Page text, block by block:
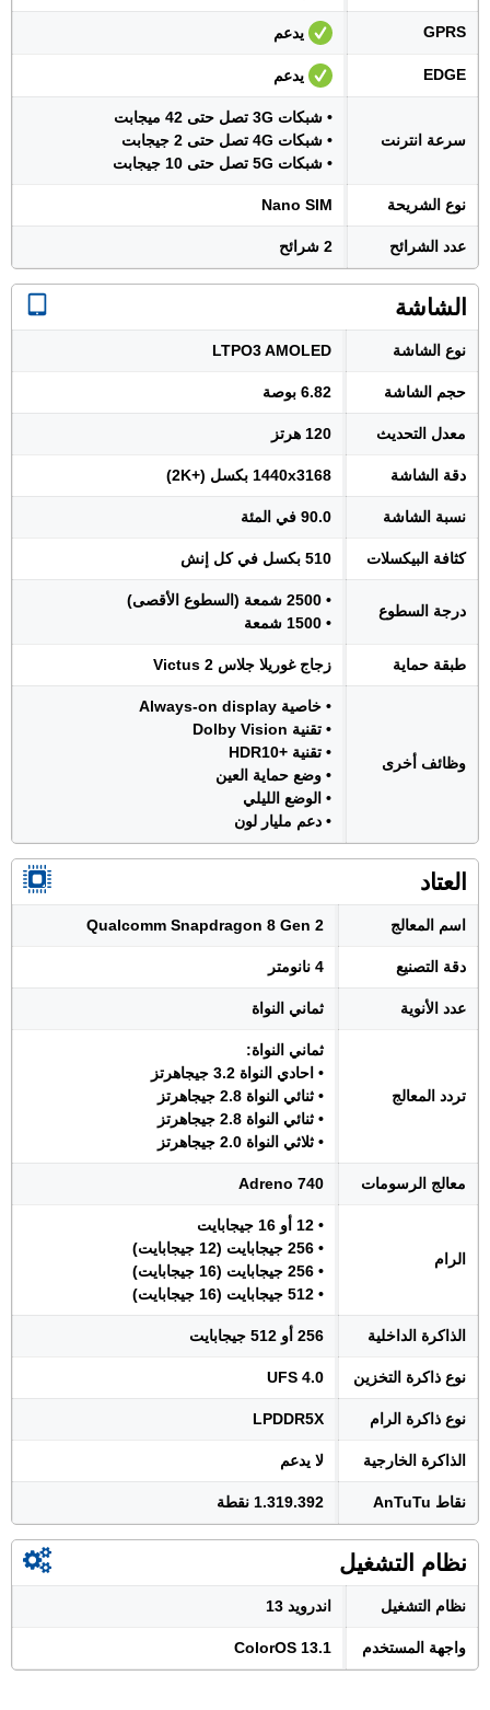
GPRS يدعم
EDGE يدعم
سرعة انترنت
• شبكات 3G تصل حتى 42 ميجابت
• شبكات 4G تصل حتى 2 جيجابت
• شبكات 5G تصل حتى 10 جيجابت
نوع الشريحة Nano SIM
عدد الشرائح 2 شرائح
الشاشة
نوع الشاشة LTPO3 AMOLED
حجم الشاشة 6.82 بوصة
معدل التحديث 120 هرتز
دقة الشاشة 1440x3168 بكسل (+2K)
نسبة الشاشة 90.0 في المئة
كثافة البيكسلات 510 بكسل في كل إنش
درجة السطوع
• 2500 شمعة (السطوع الأقصى)
• 1500 شمعة
طبقة حماية زجاج غوريلا جلاس Victus 2
وظائف أخرى
• خاصية Always-on display
• تقنية Dolby Vision
• تقنية +HDR10
• وضع حماية العين
• الوضع الليلي
• دعم مليار لون
العتاد
اسم المعالج Qualcomm Snapdragon 8 Gen 2
دقة التصنيع 4 نانومتر
عدد الأنوية ثماني النواة
تردد المعالج
ثماني النواة:
• احادي النواة 3.2 جيجاهرتز
• ثنائي النواة 2.8 جيجاهرتز
• ثنائي النواة 2.8 جيجاهرتز
• ثلاثي النواة 2.0 جيجاهرتز
معالج الرسومات Adreno 740
الرام
• 12 أو 16 جيجابايت
• 256 جيجابايت (12 جيجابايت)
• 256 جيجابايت (16 جيجابايت)
• 512 جيجابايت (16 جيجابايت)
الذاكرة الداخلية 256 أو 512 جيجابايت
نوع ذاكرة التخزين UFS 4.0
نوع ذاكرة الرام LPDDR5X
الذاكرة الخارجية لا يدعم
نقاط AnTuTu 1.319.392 نقطة
نظام التشغيل
نظام التشغيل اندرويد 13
واجهة المستخدم ColorOS 13.1